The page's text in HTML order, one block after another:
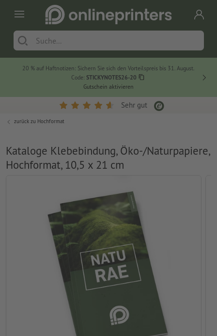
20 % auf Haftnotizen: Sichern Sie sich den Vorteilspreis bis 31. August.
Code: STICKYNOTES26-20
Gutschein aktivieren
Sehr gut
zurück zu Hochformat
Kataloge Klebebindung, Öko-/Naturpapiere,
Hochformat, 10,5 x 21 cm